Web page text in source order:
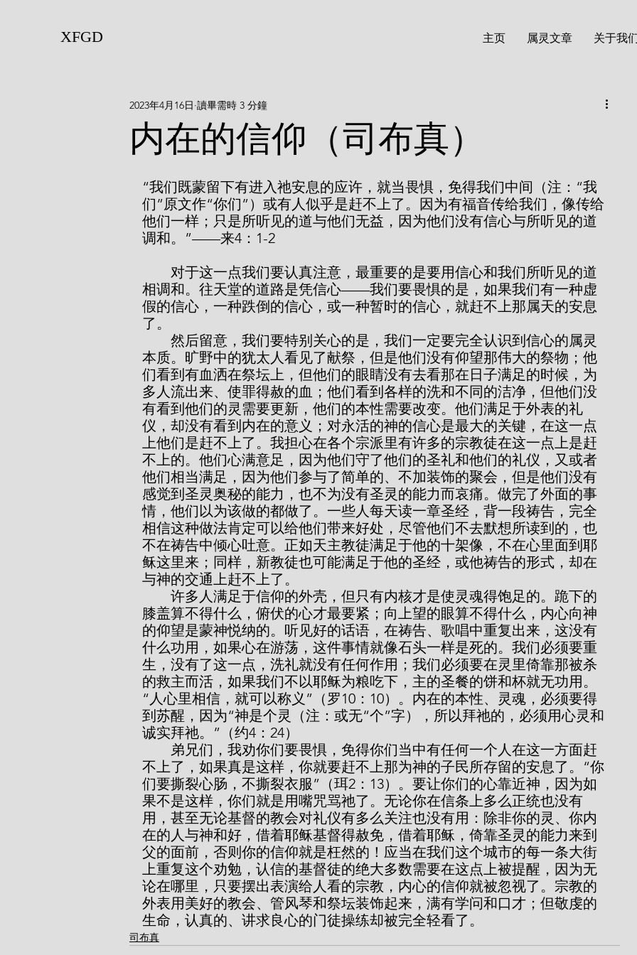
XFGD 主页 属灵文章 关于我
内在的信仰（司布真）
2023年4月16日 讀畢需時 3 分鐘
“我们既蒙留下有进入祂安息的应许，就当畏惧，免得我们中间（注：“我
们”原文作“你们”）或有人似乎是赶不上了。因为有福音传给我们，像传给
他们一样；只是所听见的道与他们无益，因为他们没有信心与所听见的道
调和。”——来4：1-2
相调和。往天堂的道路是凭信心——我们要畏惧的是，如果我们有一种虚
假的信心，一种跌倒的信心，或一种暂时的信心，就赶不上那属天的安息
了。
本质。旷野中的犹太人看见了献祭，但是他们没有仰望那伟大的祭物；他
们看到有血洒在祭坛上，但他们的眼睛没有去看那在日子满足的时候，为
多人流出来、使罪得赦的血；他们看到各样的洗和不同的洁净，但他们没
有看到他们的灵需要更新，他们的本性需要改变。他们满足于外表的礼
仪，却没有看到内在的意义；对永活的神的信心是最大的关键，在这一点
上他们是赶不上了。我担心在各个宗派里有许多的宗教徒在这一点上是赶
不上的。他们心满意足，因为他们守了他们的圣礼和他们的礼仪，又或者
他们相当满足，因为他们参与了简单的、不加装饰的聚会，但是他们没有
感觉到圣灵奥秘的能力，也不为没有圣灵的能力而哀痛。做完了外面的事
情，他们以为该做的都做了。一些人每天读一章圣经，背一段祷告，完全
相信这种做法肯定可以给他们带来好处，尽管他们不去默想所读到的，也
不在祷告中倾心吐意。正如天主教徒满足于他的十架像，不在心里面到耶
稣这里来；同样，新教徒也可能满足于他的圣经，或他祷告的形式，却在
与神的交通上赶不上了。
膝盖算不得什么，俯伏的心才最要紧；向上望的眼算不得什么，内心向神
的仰望是蒙神悦纳的。听见好的话语，在祷告、歌唱中重复出来，这没有
什么功用，如果心在游荡，这件事情就像石头一样是死的。我们必须要重
生，没有了这一点，洗礼就没有任何作用；我们必须要在灵里倚靠那被杀
的救主而活，如果我们不以耶稣为粮吃下，主的圣餐的饼和杯就无功用。
“人心里相信，就可以称义”（罗10：10）。内在的本性、灵魂，必须要得
到苏醒，因为“神是个灵（注：或无“个”字），所以拜祂的，必须用心灵和
诚实拜祂。”（约4：24）
不上了，如果真是这样，你就要赶不上那为神的子民所存留的安息了。“你
们要撕裂心肠，不撕裂衣服”（珥2：13）。要让你们的心靠近神，因为如
果不是这样，你们就是用嘴咒骂祂了。无论你在信条上多么正统也没有
用，甚至无论基督的教会对礼仪有多么关注也没有用：除非你的灵、你内
在的人与神和好，借着耶稣基督得赦免，借着耶稣，倚靠圣灵的能力来到
父的面前，否则你的信仰就是枉然的！应当在我们这个城市的每一条大街
上重复这个劝勉，认信的基督徒的绝大多数需要在这点上被提醒，因为无
论在哪里，只要摆出表演给人看的宗教，内心的信仰就被忽视了。宗教的
外表用美好的教会、管风琴和祭坛装饰起来，满有学问和口才；但敬虔的
生命，认真的、讲求良心的门徒操练却被完全轻看了。
司布真